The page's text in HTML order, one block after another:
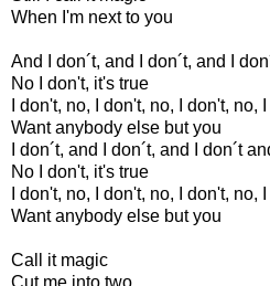
When I'm next to you
And I don´t, and I don´t, and I
No I don't, it's true
I don't, no, I don't, no, I don't, no,
Want anybody else but you
I don´t, and I don´t, and I don´t
No I don't, it's true
I don't, no, I don't, no, I don't, no,
Want anybody else but you
Call it magic
Cut me into two